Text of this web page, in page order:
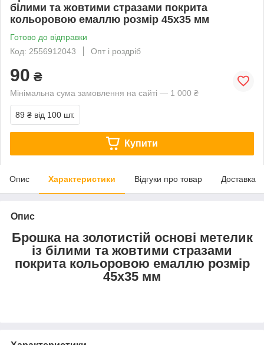
білими та жовтими стразами покрита
кольоровою емаллю розмір 45х35 мм
Готово до відправки
Код: 2556912043
Опт і роздріб
90 ₴
Мінімальна сума замовлення на сайті — 1 000 ₴
89 ₴ від 100 шт.
Купити
Опис Характеристики Відгуки про товар Доставка
Опис
Брошка на золотистій основі метелик
із білими та жовтими стразами
покрита кольоровою емаллю розмір
45х35 мм